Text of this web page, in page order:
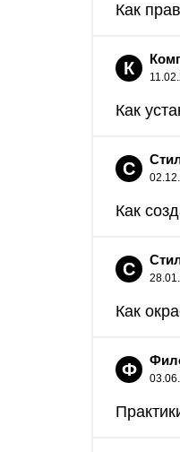
Как
К
Как
С
Как
С
Как
Ф